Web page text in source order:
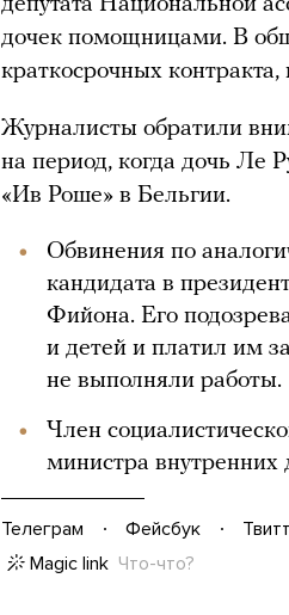
депутата Национальной
дочек помощницами. В
краткосрочных
Журналисты обратили
на период, когда дочь Ле
«Ив Роше» в Бельгии.
Обвинения по
кандидата в
Фийона. Его
и детей и платил им
не выполняли работы.
Член
министра внутренних
Телеграм Фейсбук
Magic link Что-что?